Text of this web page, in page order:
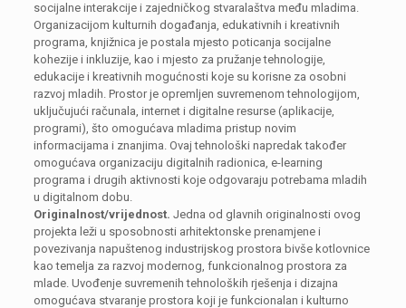
socijalne interakcije i zajedničkog stvaralaštva među mladima.
Organizacijom kulturnih događanja, edukativnih i kreativnih
programa, knjižnica je postala mjesto poticanja socijalne
kohezije i inkluzije, kao i mjesto za pružanje tehnologije,
edukacije i kreativnih mogućnosti koje su korisne za osobni
razvoj mladih. Prostor je opremljen suvremenom tehnologijom,
uključujući računala, internet i digitalne resurse (aplikacije,
programi), što omogućava mladima pristup novim
informacijama i znanjima. Ovaj tehnološki napredak također
omogućava organizaciju digitalnih radionica, e-learning
programa i drugih aktivnosti koje odgovaraju potrebama mladih
u digitalnom dobu.
Originalnost/vrijednost. Jedna od glavnih originalnosti ovog
projekta leži u sposobnosti arhitektonske prenamjene i
povezivanja napuštenog industrijskog prostora bivše kotlovnice
kao temelja za razvoj modernog, funkcionalnog prostora za
mlade. Uvođenje suvremenih tehnoloških rješenja i dizajna
omogućava stvaranje prostora koji je funkcionalan i kulturno